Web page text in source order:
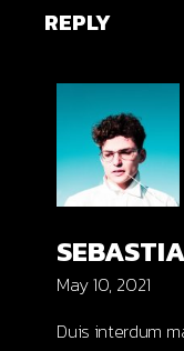
REPLY
May 10, 2021
Duis interdum